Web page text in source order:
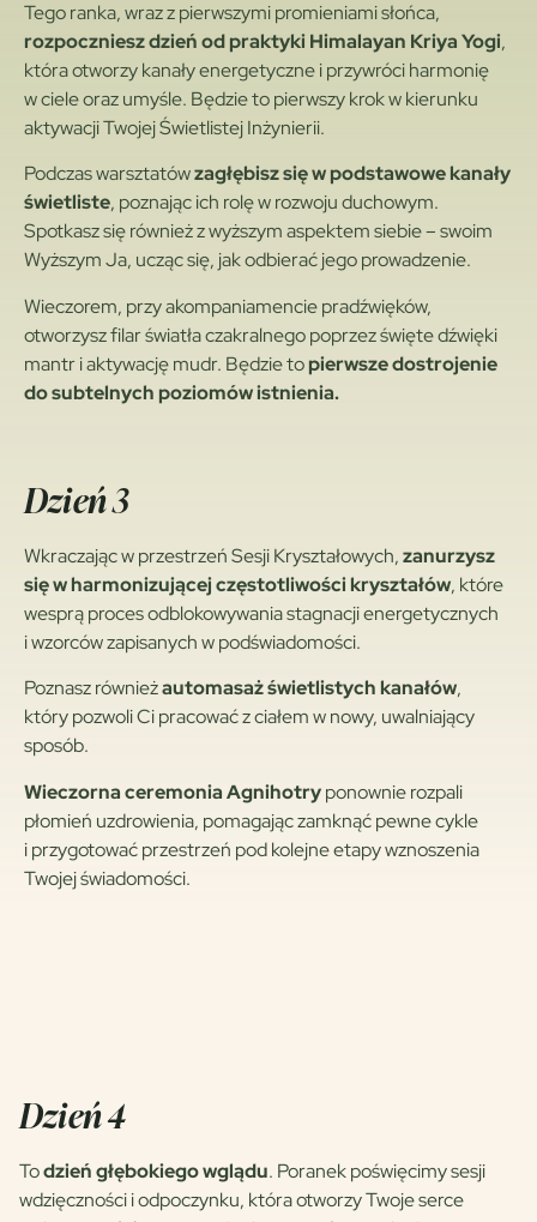
Tego ranka, wraz z pierwszymi promieniami słońca,
rozpoczniesz dzień od praktyki Himalayan Kriya Yogi,
która otworzy kanały energetyczne i przywróci harmonię
w ciele oraz umyśle. Będzie to pierwszy krok w kierunku
aktywacji Twojej Świetlistej Inżynierii.
Podczas warsztatówzagłębisz się w podstawowe kanały
świetliste, poznając ich rolę w rozwoju duchowym.
Spotkasz się również z wyższym aspektem siebie – swoim
Wyższym Ja, ucząc się, jak odbierać jego prowadzenie.
Wieczorem, przy akompaniamencie pradźwięków,
otworzysz filar światła czakralnego poprzez święte dźwięki
mantr i aktywację mudr. Będzie topierwsze dostrojenie
do subtelnych poziomów istnienia.
Dzień 3
Wkraczając w przestrzeń Sesji Kryształowych,zanurzysz
się w harmonizującej częstotliwości kryształów, które
wesprą proces odblokowywania stagnacji energetycznych
i wzorców zapisanych w podświadomości.
Poznasz równieżautomasaż świetlistych kanałów,
który pozwoli Ci pracować z ciałem w nowy, uwalniający
sposób.
Wieczorna ceremonia Agnihotryponownie rozpali
płomień uzdrowienia, pomagając zamknąć pewne cykle
i przygotować przestrzeń pod kolejne etapy wznoszenia
Twojej świadomości.
Dzień 4
Todzień głębokiego wglądu. Poranek poświęcimy sesji
wdzięczności i odpoczynku, która otworzy Twoje serce